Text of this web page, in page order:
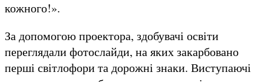
кожного!».
За допомогою проектора, здобувачі освіти
переглядали фотослайди, на яких закарбовано
перші світлофори та дорожні знаки. Виступаючі